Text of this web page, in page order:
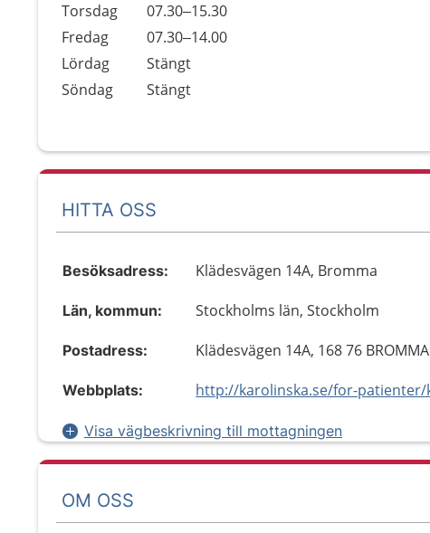
Torsdag
07.30–15.30
Fredag
07.30–14.00
Lördag
Stängt
Söndag
Stängt
HITTA OSS
Besöksadress: Klädesvägen 14A, Bromma
Län, kommun: Stockholms län, Stockholm
Postadress: Klädesvägen 14A, 168 76 BROMMA
Webbplats:
Visa vägbeskrivning till mottagningen
OM OSS